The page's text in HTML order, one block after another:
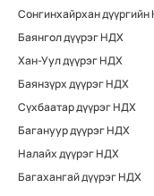
Сонгинхайрхан
Баянгол дүүрэг НДХ
Хан-Уул дүүрэг НДХ
Баянзүрх дүүрэг НДХ
Сүхбаатар дүүрэг НДХ
Багануур дүүрэг НДХ
Налайх дүүрэг НДХ
Багахангай дүүрэг НДХ